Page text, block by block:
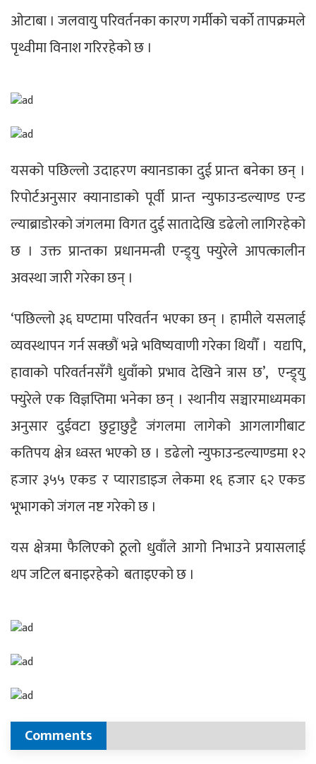
ओटाबा । जलवायु परिवर्तनका कारण गर्मीको चर्को तापक्रमले
पृथ्वीमा विनाश गरिरहेको छ ।
यसको पछिल्लो उदाहरण क्यानडाका दुई प्रान्त बनेका छन् ।
रिपोर्टअनुसार क्यानाडाको पूर्वी प्रान्त न्युफाउन्डल्याण्ड एन्ड
ल्याब्राडोरको जंगलमा विगत दुई सातादेखि डढेलो लागिरहेको
छ । उक्त प्रान्तका प्रधानमन्त्री एन्ड्र्यु फ्युरेले आपत्कालीन
अवस्था जारी गरेका छन् ।
‘पछिल्लो ३६ घण्टामा परिवर्तन भएका छन् । हामीले यसलाई
व्यवस्थापन गर्न सक्छौं भन्ने भविष्यवाणी गरेका थियौँ । यद्यपि,
हावाको परिवर्तनसँगै धुवाँको प्रभाव देखिने त्रास छ’, एन्ड्र्यु
फ्युरेले एक विज्ञप्तिमा भनेका छन् । स्थानीय सञ्चारमाध्यमका
अनुसार दुईवटा छुट्टाछुट्टै जंगलमा लागेको आगलागीबाट
कतिपय क्षेत्र ध्वस्त भएको छ । डढेलो न्युफाउन्डल्याण्डमा १२
हजार ३५५ एकड र प्याराडाइज लेकमा १६ हजार ६२ एकड
भूभागको जंगल नष्ट गरेको छ ।
यस क्षेत्रमा फैलिएको ठूलो धुवाँले आगो निभाउने प्रयासलाई
थप जटिल बनाइरहेको बताइएको छ ।
Comments